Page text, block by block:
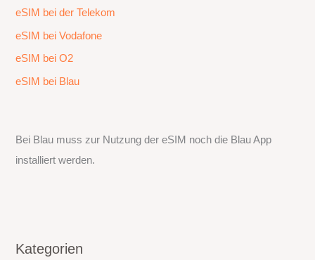
eSIM bei der Telekom
eSIM bei Vodafone
eSIM bei O2
eSIM bei Blau
Bei Blau muss zur Nutzung der eSIM noch die Blau App
installiert werden.
Kategorien